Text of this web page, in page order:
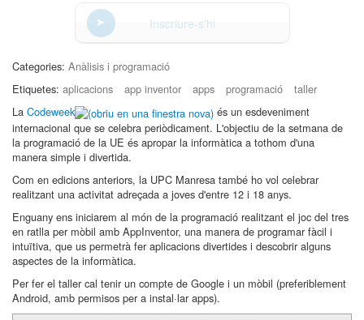
Inscriure-s'hi
Categories: Anàlisis i programació
Etiquetes: aplicacions app inventor apps programació
taller
La Codeweek
és un esdeveniment
internacional que se celebra periòdicament. L'objectiu de la setmana de
la programació de la UE és apropar la informàtica a tothom d'una
manera simple i divertida.
Com en edicions anteriors, la UPC Manresa també ho vol celebrar
realitzant una activitat adreçada a joves d'entre 12 i 18 anys.
Enguany ens iniciarem al món de la programació realitzant el joc del tres
en ratlla per mòbil amb AppInventor, una manera de programar fàcil i
intuïtiva, que us permetrà fer aplicacions divertides i descobrir alguns
aspectes de la informàtica.
Per fer el taller cal tenir un compte de Google i un mòbil (preferiblement
Android, amb permisos per a instal·lar apps).